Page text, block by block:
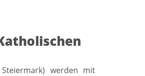
werden mit